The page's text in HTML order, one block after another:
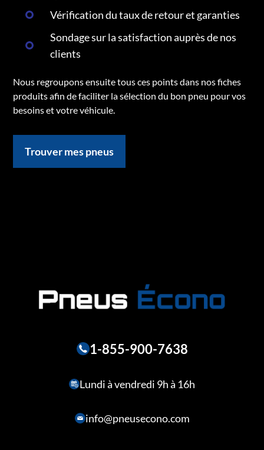
Vérification du taux de retour et garanties
Sondage sur la satisfaction auprès de nos
clients
Nous regroupons ensuite tous ces points dans nos fiches
produits afin de faciliter la sélection du bon pneu pour vos
besoins et votre véhicule.
Trouver mes pneus
1-855-900-7638
Lundi à vendredi 9h à 16h
info@pneusecono.com